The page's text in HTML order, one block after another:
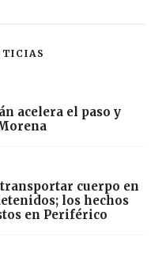
acelera el paso y
transportar cuerpo en
los hechos
en Periférico